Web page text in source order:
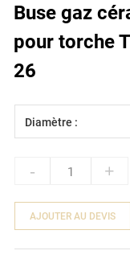
Buse gaz
pour torche
26
Diamètre :
- +
AJOUTER AU DEVIS